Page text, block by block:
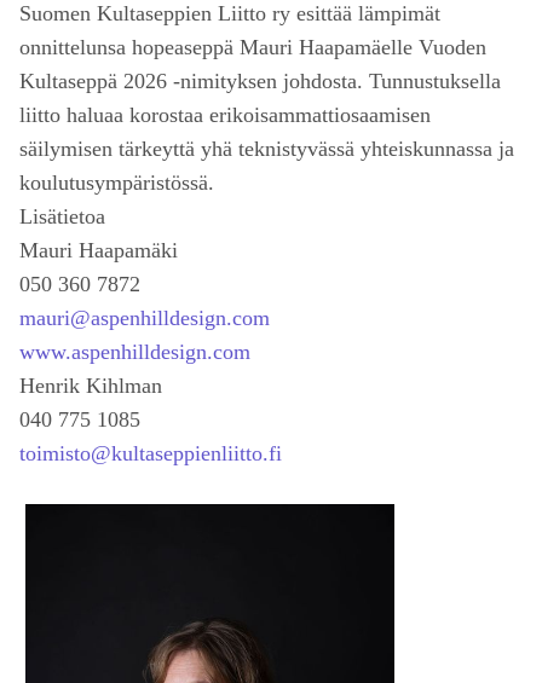
Suomen Kultaseppien Liitto ry esittää lämpimät
onnittelunsa hopeaseppä Mauri Haapamäelle Vuoden
Kultaseppä 2026 -nimityksen johdosta. Tunnustuksella
liitto haluaa korostaa erikoisammattiosaamisen
säilymisen tärkeyttä yhä teknistyvässä yhteiskunnassa ja
koulutusympäristössä.
Lisätietoa
Mauri Haapamäki
050 360 7872
mauri@aspenhilldesign.com
www.aspenhilldesign.com
Henrik Kihlman
040 775 1085
toimisto@kultaseppienliitto.fi